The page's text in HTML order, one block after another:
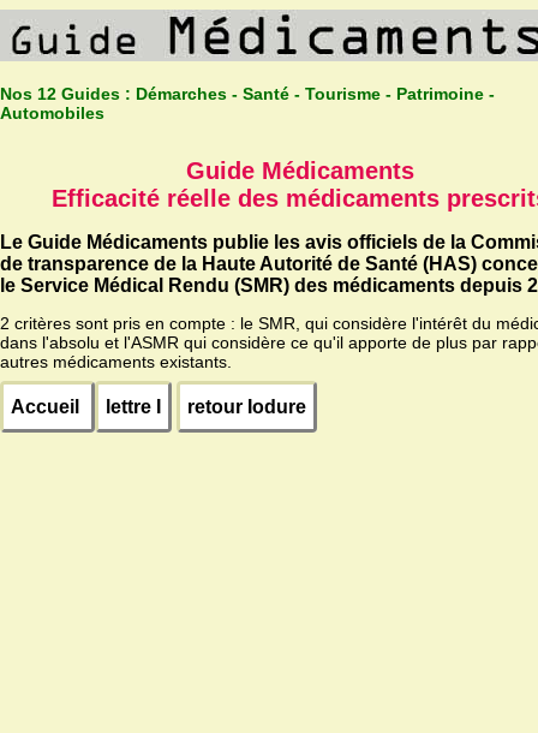
Nos 12 Guides : Démarches - Santé - Tourisme - Patrimoine -
Automobiles
Guide Médicaments
Efficacité réelle des médicaments
Le Guide Médicaments publie les avis officiels de la
de transparence de la Haute Autorité de Santé (HAS)
le Service Médical Rendu (SMR) des médicaments depuis
2 critères sont pris en compte : le SMR, qui considère l'intérêt du
dans l'absolu et l'ASMR qui considère ce qu'il apporte de plus par
autres médicaments existants.
Accueil lettre I retour Iodure